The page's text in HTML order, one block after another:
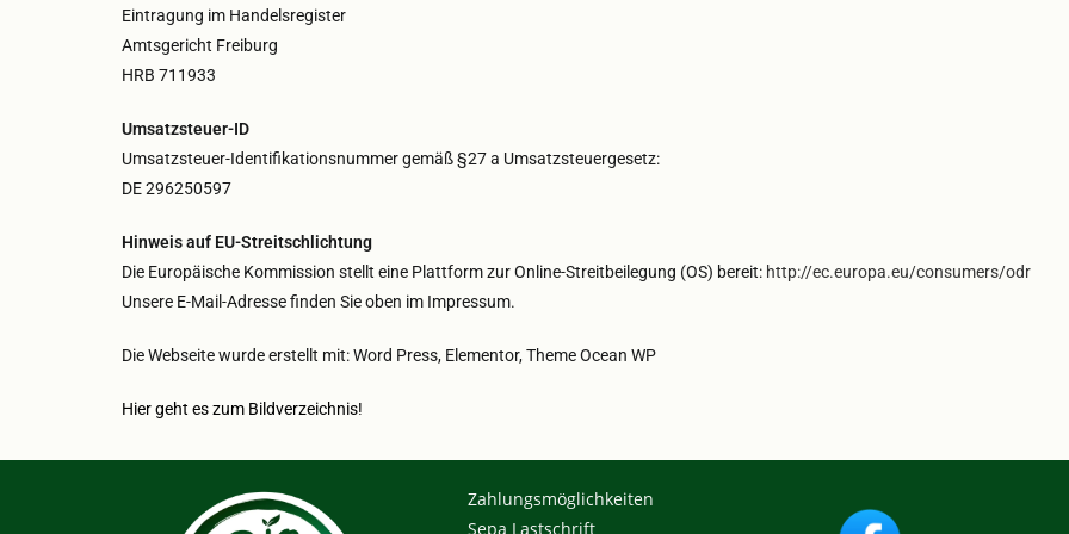
Eintragung im Handelsregister
Amtsgericht Freiburg
HRB 711933
Umsatzsteuer-ID
Umsatzsteuer-Identifikationsnummer gemäß §27 a Umsatzsteuergesetz:
DE 296250597
Hinweis auf EU-Streitschlichtung
Die Europäische Kommission stellt eine Plattform zur Online-Streitbeilegung (OS) bereit: http://ec.europa.eu/consumers/odr
Unsere E-Mail-Adresse finden Sie oben im Impressum.
Die Webseite wurde erstellt mit: Word Press, Elementor, Theme Ocean WP
Hier geht es zum Bildverzeichnis!
Zahlungsmöglichkeiten
Sepa Lastschrift